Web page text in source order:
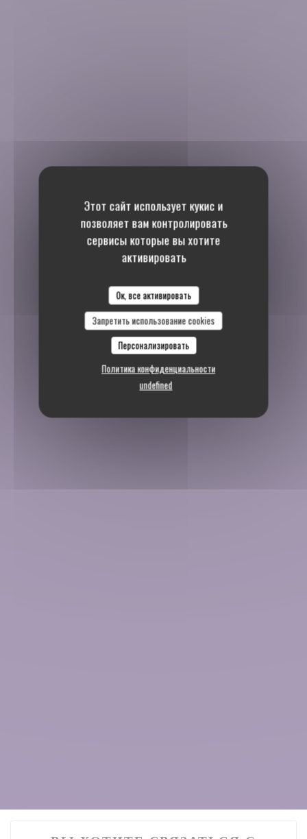
Этот сайт использует кукис и
позволяет вам контролировать
сервисы которые вы хотите
активировать
Ок, все активировать
Запретить использование cookies
Персонализировать
Политика конфиденциальности
undefined